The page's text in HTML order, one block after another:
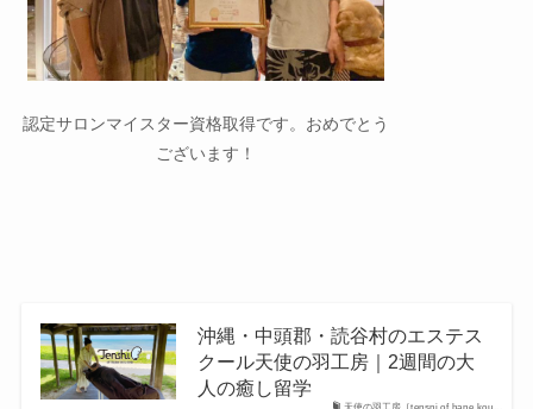
認定サロンマイスター資格取得です。おめでとう
ございます！
沖縄・中頭郡・読谷村のエステス
クール天使の羽工房｜2週間の大
人の癒し留学